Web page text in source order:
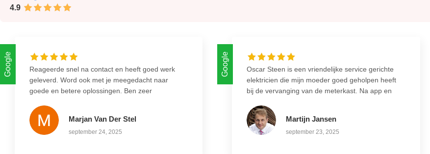
4.9
Google
Reageerde snel na contact en heeft goed werk
geleverd. Word ook met je meegedacht naar
goede en betere oplossingen. Ben zeer
Marjan Van Der Stel
september 24, 2025
Google
Oscar Steen is een vriendelijke service gerichte
elektricien die mijn moeder goed geholpen heeft
bij de vervanging van de meterkast. Na app en
ingepland. Nette overeenkomst gekregen zodat
alles goed vast gelegd werd. Werkzaamheden
verliepen snel en conform afspraak. Een deel
Martijn Jansen
september 23, 2025